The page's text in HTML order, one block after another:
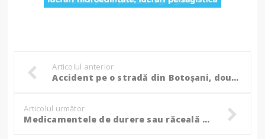
Articolul anterior
Accident pe o stradă din Botoșani, două femei au ajuns la spital! (Foto)
Articolul următor
Medicamentele de durere sau răceală care te lasă pieton. Lista a fost actualizată!